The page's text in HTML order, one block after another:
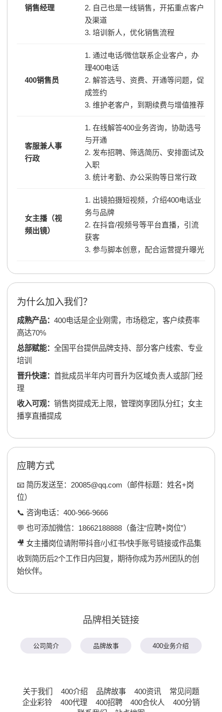
销售经理
2. 自己也是一线销售，开拓重点客户
及渠道
3. 培训新人，优化销售流程
400销售员
1. 通过电话/微信联系企业客户，办
理400电话
2. 解答选号、资费、开通等问题，促
成签约
3. 维护老客户，到期续费与增值推荐
客服兼人事
行政
1. 在线解答400业务咨询，协助选号
与开通
2. 发布招聘、筛选简历、安排面试及
入职
3. 统计考勤、办公采购等日常行政
女主播（视
频出镜）
1. 出镜拍摄短视频，介绍400电话业
务与品牌
2. 在抖音/视频号等平台直播，引流
获客
3. 参与脚本创意，配合运营提升曝光
为什么加入我们？
成熟产品：400电话是企业刚需，市场稳定，客户续费率
高达70%
总部赋能：全国平台提供品牌支持、部分客户线索、专业
培训
晋升快速：首批成员半年内可晋升为区域负责人或部门经
理
收入可观：销售岗提成无上限，管理岗享团队分红；女主
播享直播提成
应聘方式
📧 简历发送至：20085@qq.com（邮件标题：姓名+岗
位）
📞 咨询电话：400-966-9666
💬 也可添加微信：18662188888（备注“应聘+岗位”）
🎥 女主播岗位请附带抖音/小红书/快手账号链接或作品集
收到简历后2个工作日内回复，期待你成为苏州团队的创
始伙伴。
品牌相关链接
公司简介 品牌故事 400业务介绍
关于我们 400介绍 品牌故事 400资讯
常见问题
企业彩铃
400代理 400招聘 400合伙人
400分销